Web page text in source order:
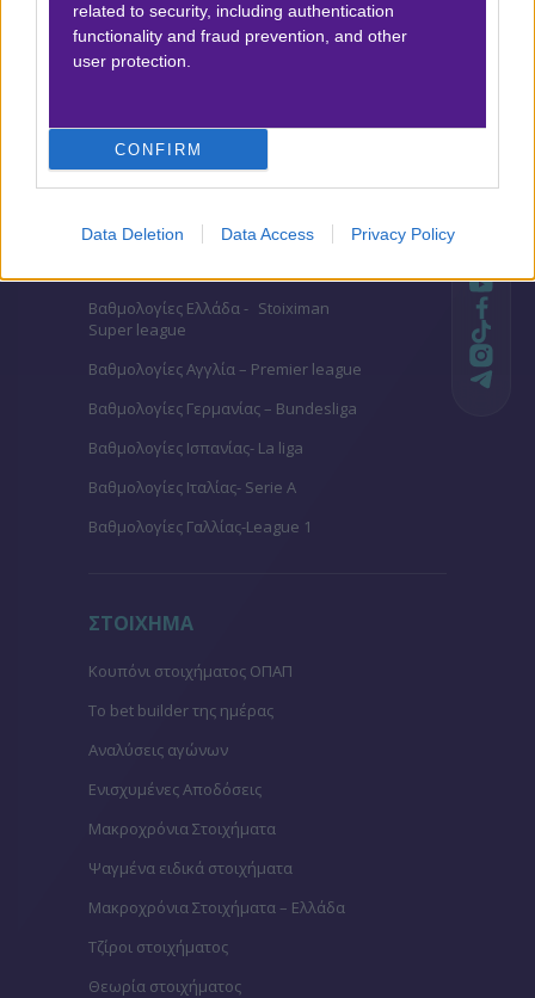
related to security, including authentication
functionality and fraud prevention, and other
user protection.
CONFIRM
Data Deletion Data Access Privacy Policy
1.40
Προσφορές*
Βαθμολογίες Ελλάδα - Stoiximan
Super league
Βαθμολογίες Aγγλία – Premier league
Βαθμολογίες Γερμανίας – Bundesliga
Βαθμολογίες Ισπανίας- La liga
Βαθμολογίες Ιταλίας- Serie A
Βαθμολογίες Γαλλίας-League 1
ΣΤΟΙΧΗΜΑ
Κουπόνι στοιχήματος ΟΠΑΠ
To bet builder της ημέρας
Αναλύσεις αγώνων
Ενισχυμένες Αποδόσεις
Μακροχρόνια Στοιχήματα
Ψαγμένα ειδικά στοιχήματα
Μακροχρόνια Στοιχήματα – Ελλάδα
Τζίροι στοιχήματος
Θεωρία στοιχήματος